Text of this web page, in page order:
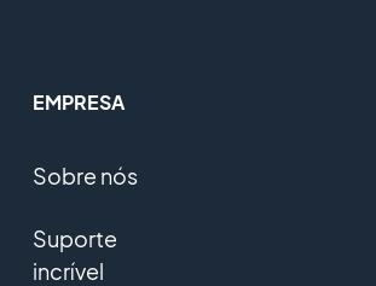
EMPRESA
Sobre nós
Suporte
incrível